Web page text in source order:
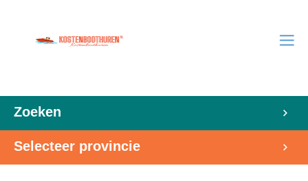
Zoeken
Selecteer provincie